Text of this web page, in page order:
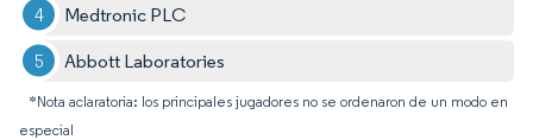
Medtronic PLC
Abbott Laboratories
*Nota aclaratoria: los principales jugadores no se ordenaron de un modo en
especial